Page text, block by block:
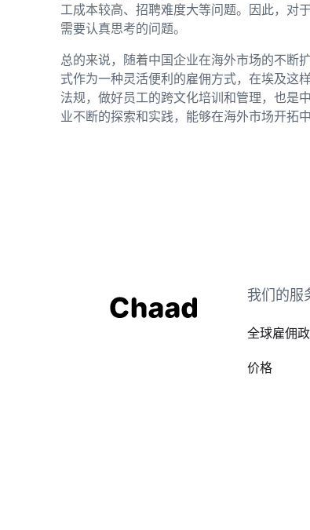
工成本较高、招聘难度大等问题。因此，对
需要认真思考的问题。
总的来说，随着中国企业在海外市场的不断
式作为一种灵活便利的雇佣方式，在埃及这
法规，做好员工的跨文化培训和管理，也是
业不断的探索和实践，能够在海外市场开拓
我们的服
全球雇佣
价格